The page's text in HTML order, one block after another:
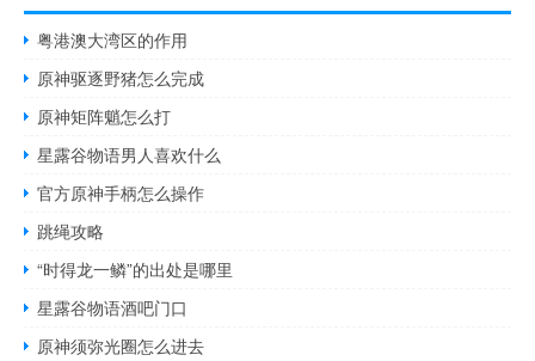
粤港澳大湾区的作用
原神驱逐野猪怎么完成
原神矩阵魈怎么打
星露谷物语男人喜欢什么
官方原神手柄怎么操作
跳绳攻略
“时得龙一鳞”的出处是哪里
星露谷物语酒吧门口
原神须弥光圈怎么进去